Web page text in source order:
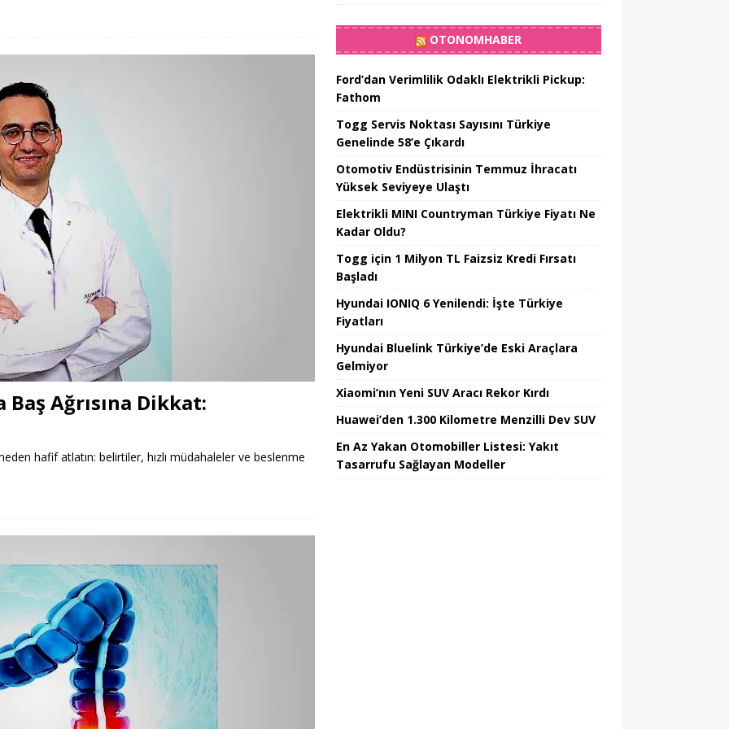
Ağrısına Dikkat:
hafif atlatın: belirtiler, hızlı müdahaleler ve beslenme
OTONOMHABER
Ford’dan Verimlilik Odaklı Elektrikli Pickup:
Fathom
Togg Servis Noktası Sayısını Türkiye
Genelinde 58’e Çıkardı
Otomotiv Endüstrisinin Temmuz İhracatı
Yüksek Seviyeye Ulaştı
Elektrikli MINI Countryman Türkiye Fiyatı Ne
Kadar Oldu?
Togg için 1 Milyon TL Faizsiz Kredi Fırsatı
Başladı
Hyundai IONIQ 6 Yenilendi: İşte Türkiye
Fiyatları
Hyundai Bluelink Türkiye’de Eski Araçlara
Gelmiyor
Xiaomi’nın Yeni SUV Aracı Rekor Kırdı
Huawei’den 1.300 Kilometre Menzilli Dev SUV
En Az Yakan Otomobiller Listesi: Yakıt
Tasarrufu Sağlayan Modeller